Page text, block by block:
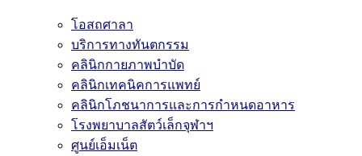
โอสถศาลา
บริการทางทันตกรรม
คลินิกกายภาพบำบัด
คลินิกเทคนิคการแพทย์
คลินิกโภชนาการและการกำหนดอาหาร
โรงพยาบาลสัตว์เล็กจุฬาฯ
ศูนย์เอ็มเน็ต